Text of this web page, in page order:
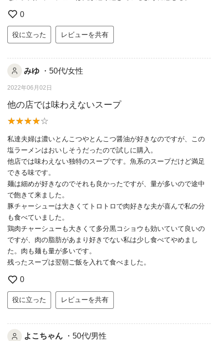
0
役に立った レビューを共有
みゆ ・50代/女性
2022年06月02日
他の店では味わえないスープ
私達夫婦は濃いとんこつやとんこつ醤油が好きなのですが、この
塩ラーメンはおいしそうだったので試しに購入。
他店では味わえない独特のスープです。魚系のスープだけど満足
できる味です。
麺は細めが好きなのでそれも良かったですが、量が多いので途中
で飽きて来ました。
豚チャーシューは大きくてトロトロで肉好きな夫が喜んで私の分
も食べていました。
鶏肉チャーシューも大きくて多分黒コショウも効いていて良いの
ですが、肉の脂肪があまり好きでない私は少し食べてやめまし
た。肉も麺も量が多いです。
残ったスープは翌朝ご飯を入れて食べました。
0
役に立った レビューを共有
よこちゃん ・50代/男性